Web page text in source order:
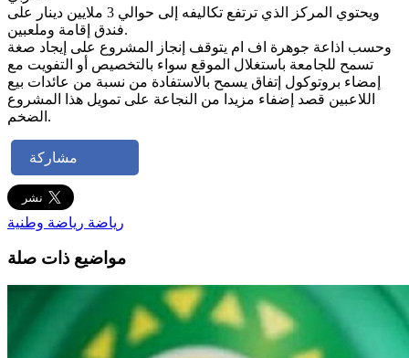
ويحتوي المركز الذي ترتفع تكاليفه إلى حوالي 3 ملايين دينار على
فندق إقامة وملعبين.
وحسب اذاعة جوهرة اف ام يتوقف إنجاز المشروع على إيجاد صغة
تسمح للجامعة باستغلال الموقع سواء بالتخصيص أو التفويت مع
إمضاء بروتوكول إتفاق يسمح بالاستفادة من نسبة من عائدات بيع
اللاعبين قصد إضفاء مزيدا من النجاعة على تمويل هذا المشروع
الضخم.
مشاركة
رياضة رياضة وطنية
مواضيع ذات صلة